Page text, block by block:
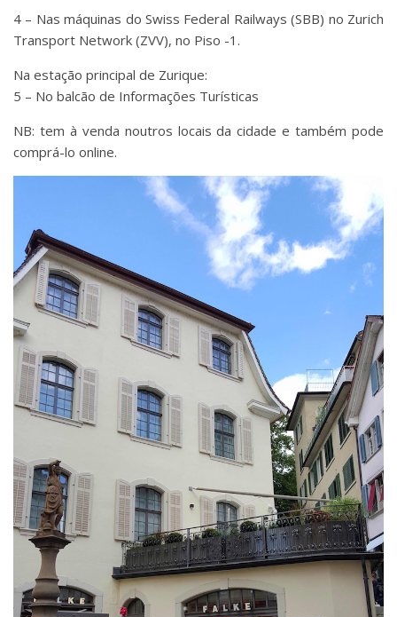
4 – Nas máquinas do Swiss Federal Railways (SBB) no Zurich
Transport Network (ZVV), no Piso -1.
Na estação principal de Zurique:
5 – No balcão de Informações Turísticas
NB: tem à venda noutros locais da cidade e também pode
comprá-lo online.